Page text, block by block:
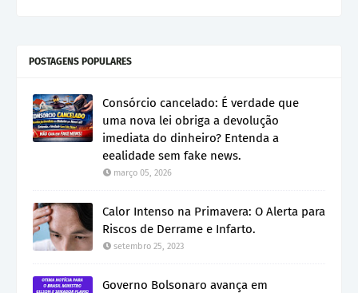
POSTAGENS POPULARES
Consórcio cancelado: É verdade que
uma nova lei obriga a devolução
imediata do dinheiro? Entenda a
eealidade sem fake news.
março 05, 2026
Calor Intenso na Primavera: O Alerta para
Riscos de Derrame e Infarto.
setembro 25, 2023
Governo Bolsonaro avança em